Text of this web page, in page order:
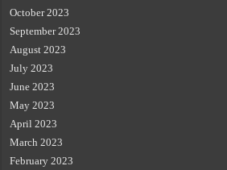
October 2023
September 2023
August 2023
July 2023
June 2023
May 2023
April 2023
March 2023
February 2023